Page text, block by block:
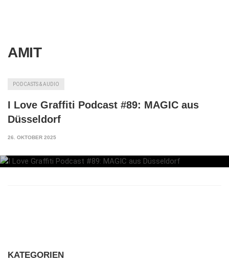
AMIT
PODCASTS & AUDIO
I Love Graffiti Podcast #89: MAGIC aus
Düsseldorf
26. OKTOBER 2025
KATEGORIEN